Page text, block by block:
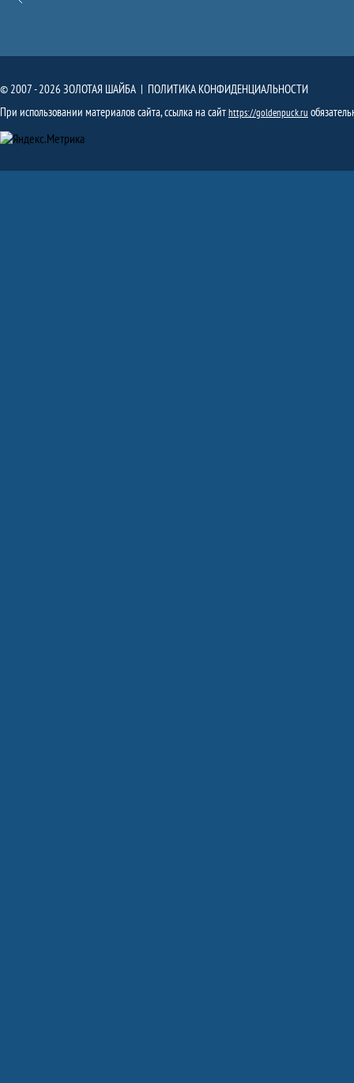
© 2007 - 2026 ЗОЛОТАЯ ШАЙБА | ПОЛИТИКА КОНФИДЕНЦИАЛЬНОСТИ
При использовании материалов сайта, ссылка на сайтhttps://goldenpuck.ru